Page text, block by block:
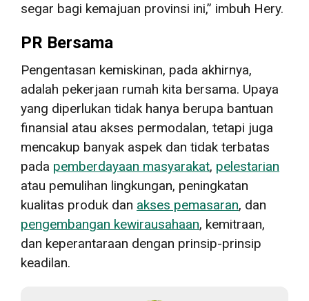
segar bagi kemajuan provinsi ini,” imbuh Hery.
PR Bersama
Pengentasan kemiskinan, pada akhirnya,
adalah pekerjaan rumah kita bersama. Upaya
yang diperlukan tidak hanya berupa bantuan
finansial atau akses permodalan, tetapi juga
mencakup banyak aspek dan tidak terbatas
pada pemberdayaan masyarakat, pelestarian
atau pemulihan lingkungan, peningkatan
kualitas produk dan akses pemasaran, dan
pengembangan kewirausahaan, kemitraan,
dan keperantaraan dengan prinsip-prinsip
keadilan.